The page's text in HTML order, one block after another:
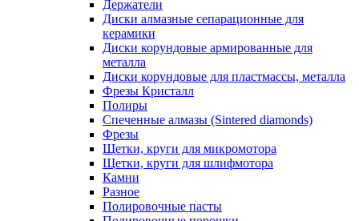
Держатели
Диски алмазные сепарационные для
керамики
Диски корундовые армированные для
металла
Диски корундовые для пластмассы, металла
Фрезы Кристалл
Полиры
Спеченные алмазы (Sintered diamonds)
Фрезы
Щетки, круги для микромотора
Щетки, круги для шлифмотора
Камни
Разное
Полировочные пасты